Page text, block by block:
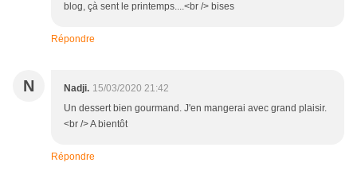
blog, çà sent le printemps....<br /> bises
Répondre
N Nadji. 15/03/2020 21:42
Un dessert bien gourmand. J'en mangerai avec grand plaisir.
<br /> A bientôt
Répondre